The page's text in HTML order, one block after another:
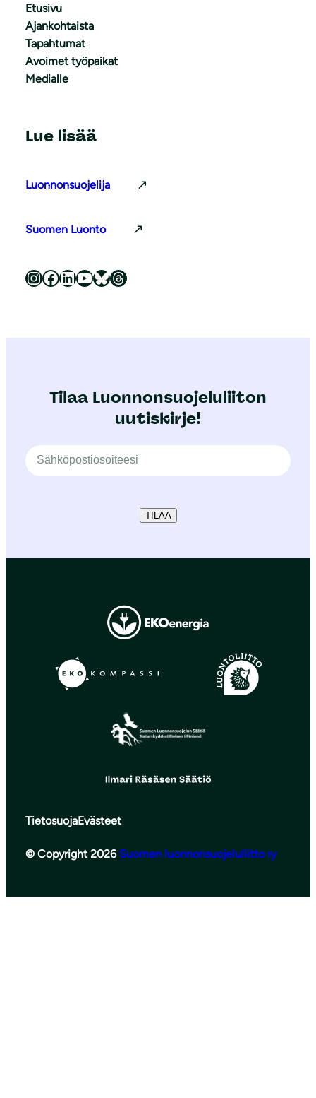
Etusivu
Ajankohtaista
Tapahtumat
Avoimet työpaikat
Medialle
Lue lisää
Luonnonsuojelija
Suomen Luonto
Luonnonsuojeluliitto Instagramissa Luonnonsuojeluliitto Facebookissa Luonnonsuojeluliitto LinkedInissä Luonnonsuojeluliiton YouTube-kanava Luonnonsuojeluliitto Blueskyssa Luonnonsuojeluliitto Threadsissa
Tilaa Luonnonsuojeluliiton
uutiskirje!
TILAA
TietosuojaEvästeet
© Copyright 2026 Suomen luonnonsuojeluliitto ry